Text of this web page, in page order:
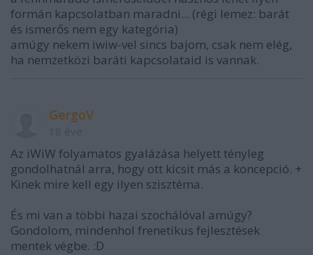
formán kapcsolatban maradni... (régi lemez: barát
és ismerős nem egy kategória)
amúgy nekem iwiw-vel sincs bajom, csak nem elég,
ha nemzetközi baráti kapcsolataid is vannak.
GergoV
Az iWiW folyamatos gyalázása helyett tényleg
gondolhatnál arra, hogy ott kicsit más a koncepció. +
Kinek mire kell egy ilyen szisztéma.
És mi van a többi hazai szochálóval amúgy?
Gondolom, mindenhol frenetikus fejlesztések
mentek végbe. :D